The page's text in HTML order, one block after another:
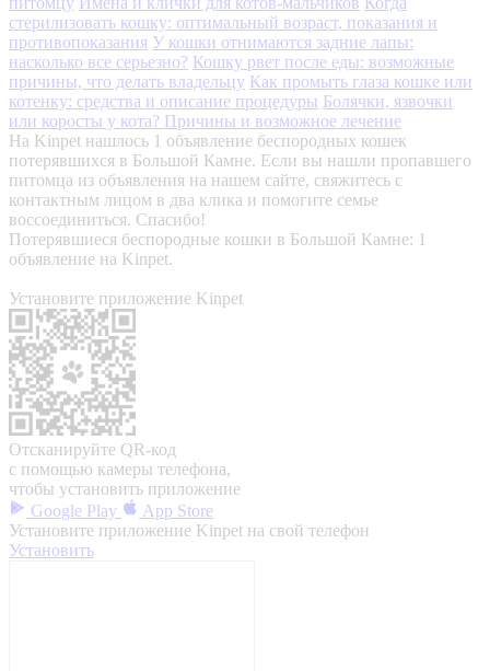
стерилизовать кошку: оптимальный возраст, показания и
противопоказания У кошки отнимаются задние лапы:
насколько все серьезно? Кошку рвет после еды: возможные
причины, что делать владельцу Как промыть глаза кошке или
котенку: средства и описание процедуры Болячки, язвочки
или коросты у кота? Причины и возможное лечение
На Kinpet нашлось 1 объявление беспородных кошек
потерявшихся в Большой Камне. Если вы нашли пропавшего
питомца из объявления на нашем сайте, свяжитесь с
контактным лицом в два клика и помогите семье
воссоединиться. Спасибо!
Потерявшиеся беспородные кошки в Большой Камне: 1
объявление на Kinpet.
Установите приложение Kinpet
Отсканируйте QR-код
с помощью камеры телефона,
чтобы установить приложение
Google Play
App Store
Установите приложение Kinpet на свой телефон
Установить